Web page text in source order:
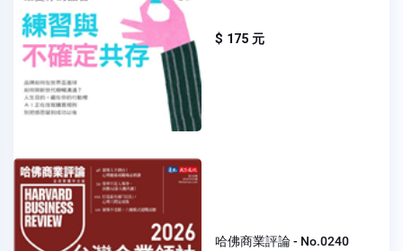
$ 175 元
哈佛商業評論 - No.0240